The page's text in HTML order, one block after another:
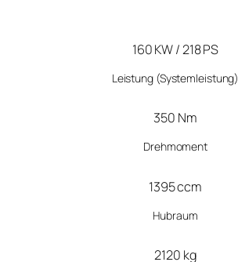
160 KW / 218 PS
Leistung(Systemleistung)
350 Nm
Drehmoment
1395 ccm
Hubraum
2120 kg